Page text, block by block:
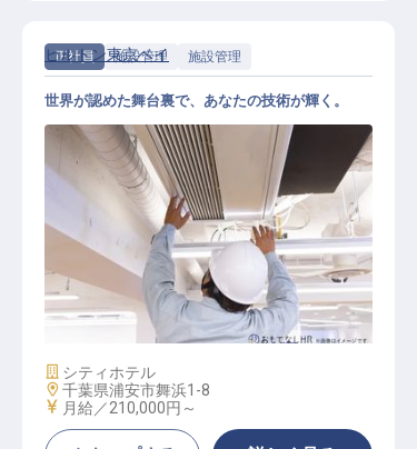
正社員 施設管理 施設管理
エンジニア（施設管理）
ヒルトン東京ベイ
世界が認めた舞台裏で、あなたの技術が輝く。
施設業態
シティホテル
勤務地
千葉県浦安市舞浜1-8
給与
月給／210,000円～